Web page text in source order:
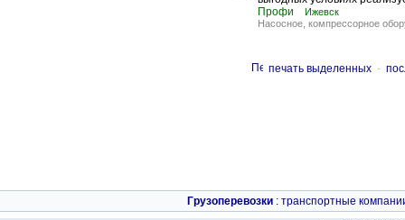
Профи
Ижевск
Насосное, компрессорное
печать выделенных -
Грузоперевозки : транспортные